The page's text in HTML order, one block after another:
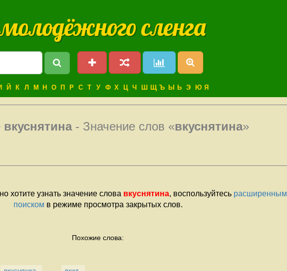
сленга
Й К Л М Н О П Р С Т У Ф Х Ц Ч Ш Щ Ъ Ы Ь Э Ю Я
вкуснятина- Значение слов «вкуснятина»
хотите узнать значение слова вкуснятина, воспользуйтесь расширенным
поиском в режиме просмотра закрытых слов.
Похожие слова: